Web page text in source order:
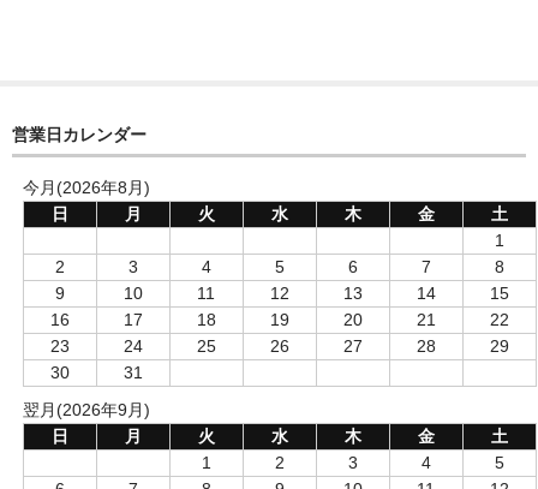
営業日カレンダー
今月(2026年8月)
日
月 火 水 木 金
土
1
2
3 4 5 6 7
8
9
10 11 12 13 14
15
16
17 18 19 20 21
22
23
24 25 26 27 28
29
30
31
翌月(2026年9月)
日
月 火 水 木 金
土
1
2 3 4
5